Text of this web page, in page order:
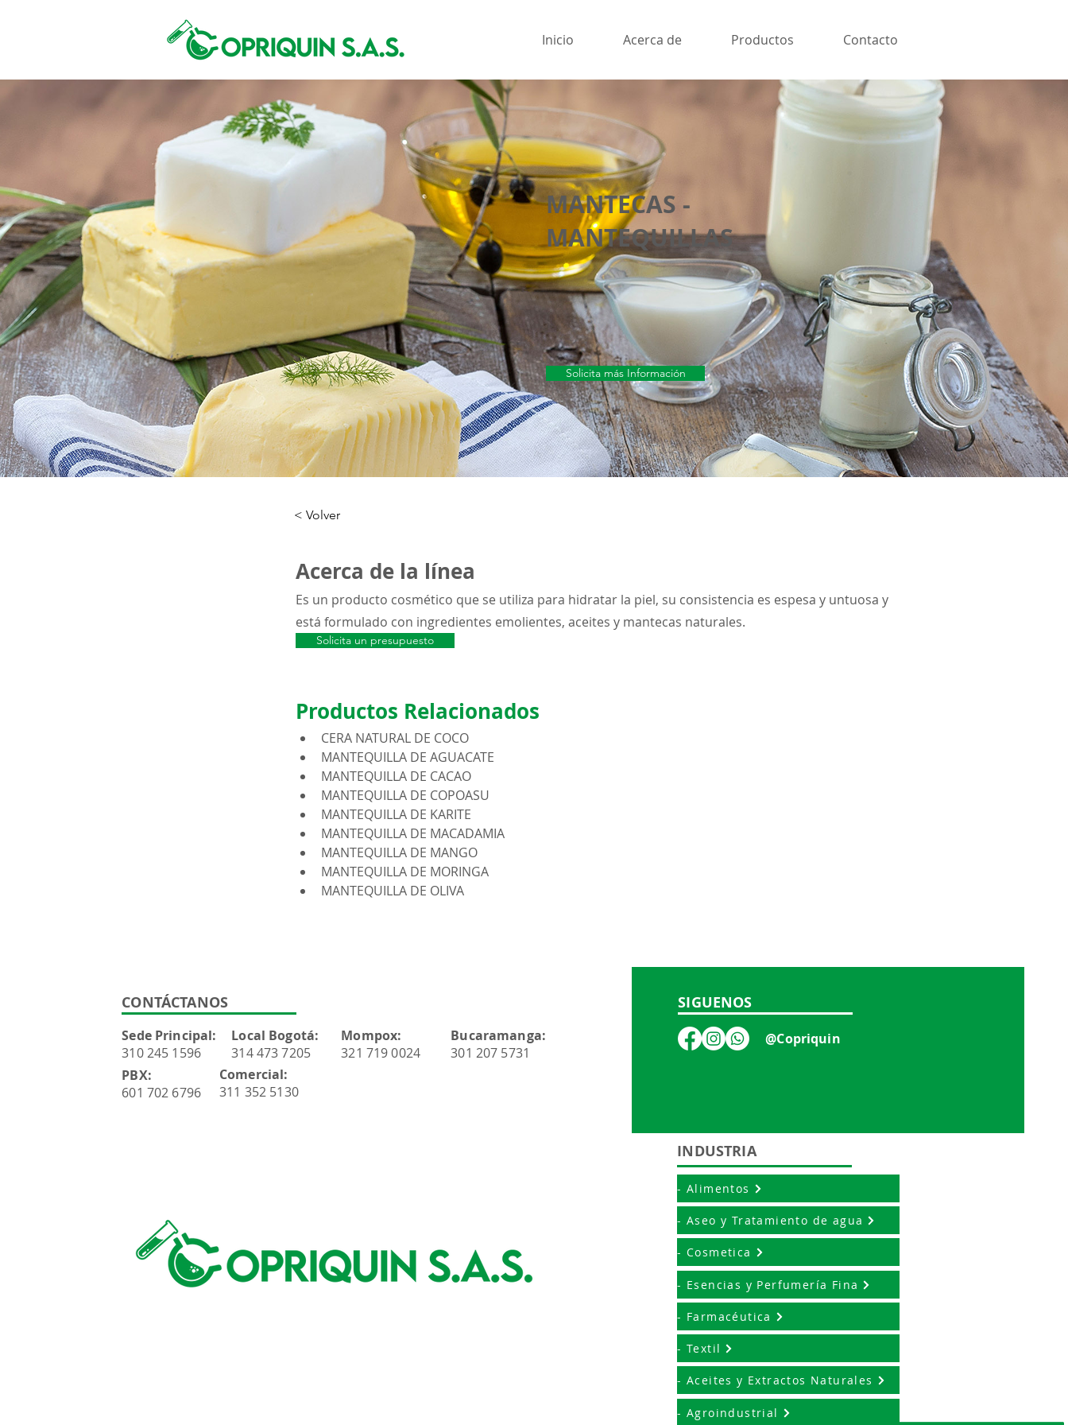
Inicio Acerca de Productos Contacto
MANTECAS -
MANTEQUILLAS
Solicita más Información
< Volver
Acerca de la línea
Es un producto cosmético que se utiliza para hidratar la piel, su consistencia es espesa y untuosa y
está formulado con ingredientes emolientes, aceites y mantecas naturales.
Solicita un presupuesto
Productos Relacionados
CERA NATURAL DE COCO
MANTEQUILLA DE AGUACATE
MANTEQUILLA DE CACAO
MANTEQUILLA DE COPOASU
MANTEQUILLA DE KARITE
MANTEQUILLA DE MACADAMIA
MANTEQUILLA DE MANGO
MANTEQUILLA DE MORINGA
MANTEQUILLA DE OLIVA
CONTÁCTANOS
Sede Principal:
310 245 1596
Local Bogotá:
314 473 7205
Mompox:
321 719 0024
Bucaramanga:
301 207 5731
PBX:
601 702 6796
SIGUENOS
@Copriquin
Comercial:
311 352 5130
INDUSTRIA
- Alimentos
- Aseo y Tratamiento de agua
- Cosmetica
- Esencias y Perfumería Fina
- Farmacéutica
- Textil
- Aceites y Extractos Naturales
- Agroindustrial